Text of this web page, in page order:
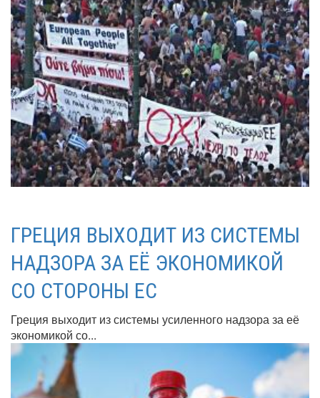
ГРЕЦИЯ ВЫХОДИТ ИЗ СИСТЕМЫ
НАДЗОРА ЗА ЕЁ ЭКОНОМИКОЙ
СО СТОРОНЫ ЕС
Греция выходит из системы усиленного надзора за её
экономикой со...